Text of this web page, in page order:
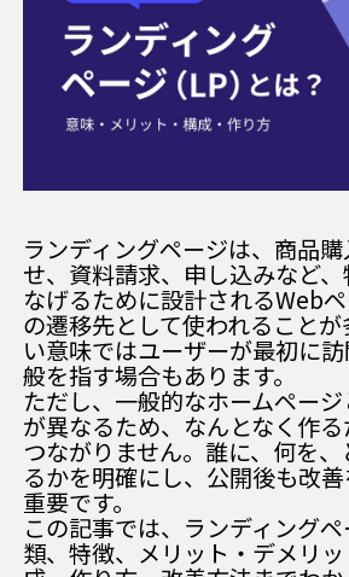
ランディングページは、商品
せ、資料請求、申し込みなど
なげるために設計されるWeb
の遷移先として使われること
い意味ではユーザーが最初に
般を指す場合もあります。
ただし、一般的なホームペー
が異なるため、なんとなく作
つながりません。誰に、何を
るかを明確にし、公開後も改
重要です。
この記事では、ランディング
類、特徴、メリット・デメリ